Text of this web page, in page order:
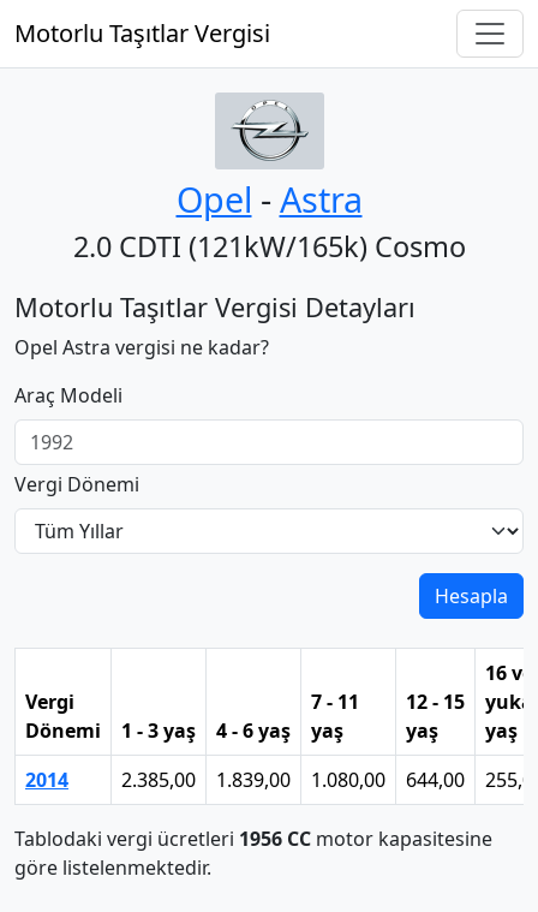
Motorlu Taşıtlar Vergisi
Opel ‐ Astra
2.0 CDTI (121kW/165k) Cosmo
Motorlu Taşıtlar Vergisi Detayları
Opel Astra vergisi ne kadar?
Araç Modeli
Vergi Dönemi
Hesapla
Vergi
Dönemi
1 - 3 yaş 4 - 6 yaş
7 - 11
yaş
12 - 15
yaş
16 ve
yaş
2014
2.385,00 1.839,00 1.080,00 644,00
Tablodaki vergi ücretleri 1956 CC motor kapasitesine
göre listelenmektedir.